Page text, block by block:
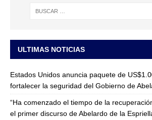
ULTIMAS NOTICIAS
Estados Unidos anuncia paquete de
fortalecer la seguridad del Gobierno de
“Ha comenzado el tiempo de la
el primer discurso de Abelardo de la